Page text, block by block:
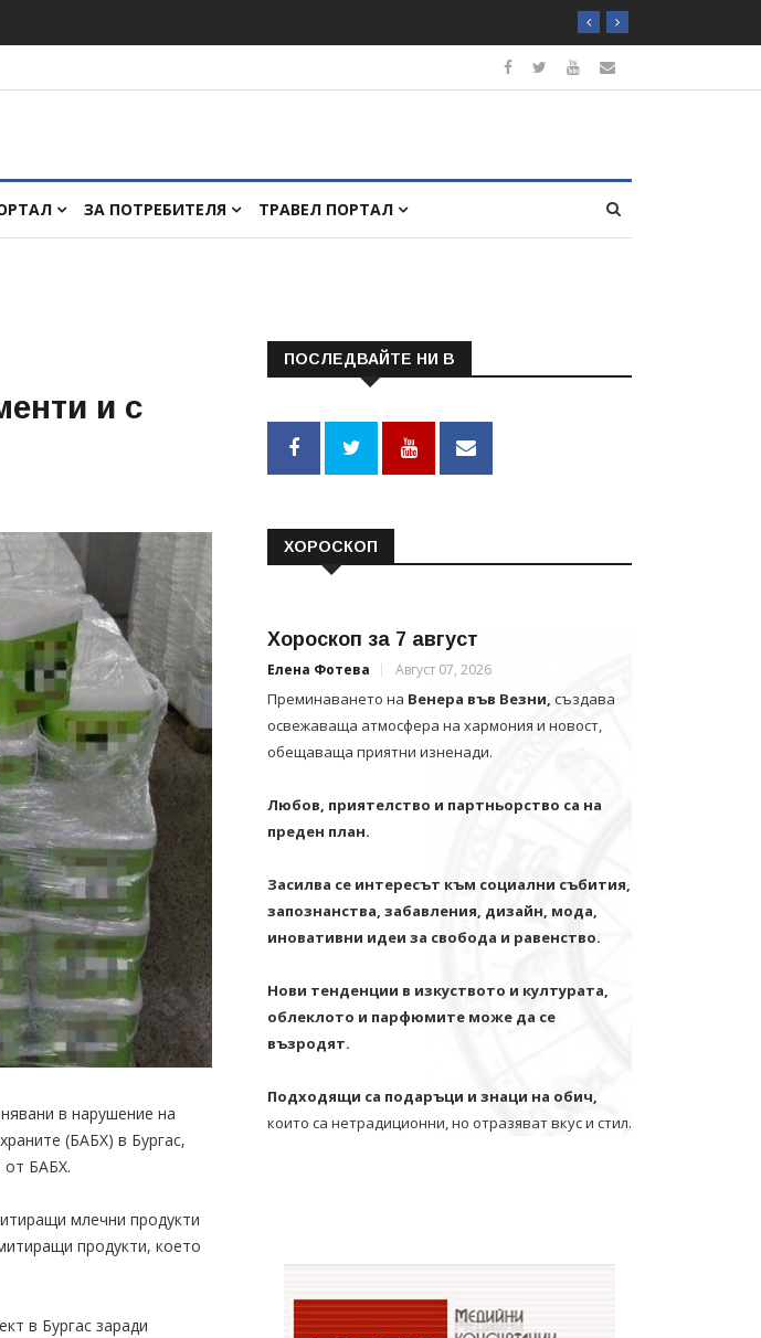
ЗА ПОТРЕБИТЕЛЯ ТРАВЕЛ ПОРТАЛ
и с
в нарушение на
(БАБХ) в Бургас,
от БАБХ.
млечни продукти
продукти, което
в Бургас заради
ПОСЛЕДВАЙТЕ НИ В
ХОРОСКОП
Хороскоп за 7 август
Елена Фотева Август 07, 2026
Преминаването на Венера във Везни, създава
освежаваща атмосфера на хармония и новост,
обещаваща приятни изненади.
Любов, приятелство и партньорство са на
преден план.
Засилва се интересът към социални събития,
запознанства, забавления, дизайн, мода,
иновативни идеи за свобода и равенство.
Нови тенденции в изкуството и културата,
облеклото и парфюмите може да се
възродят.
Подходящи са подаръци и знаци на обич,
които са нетрадиционни, но отразяват вкус и стил.